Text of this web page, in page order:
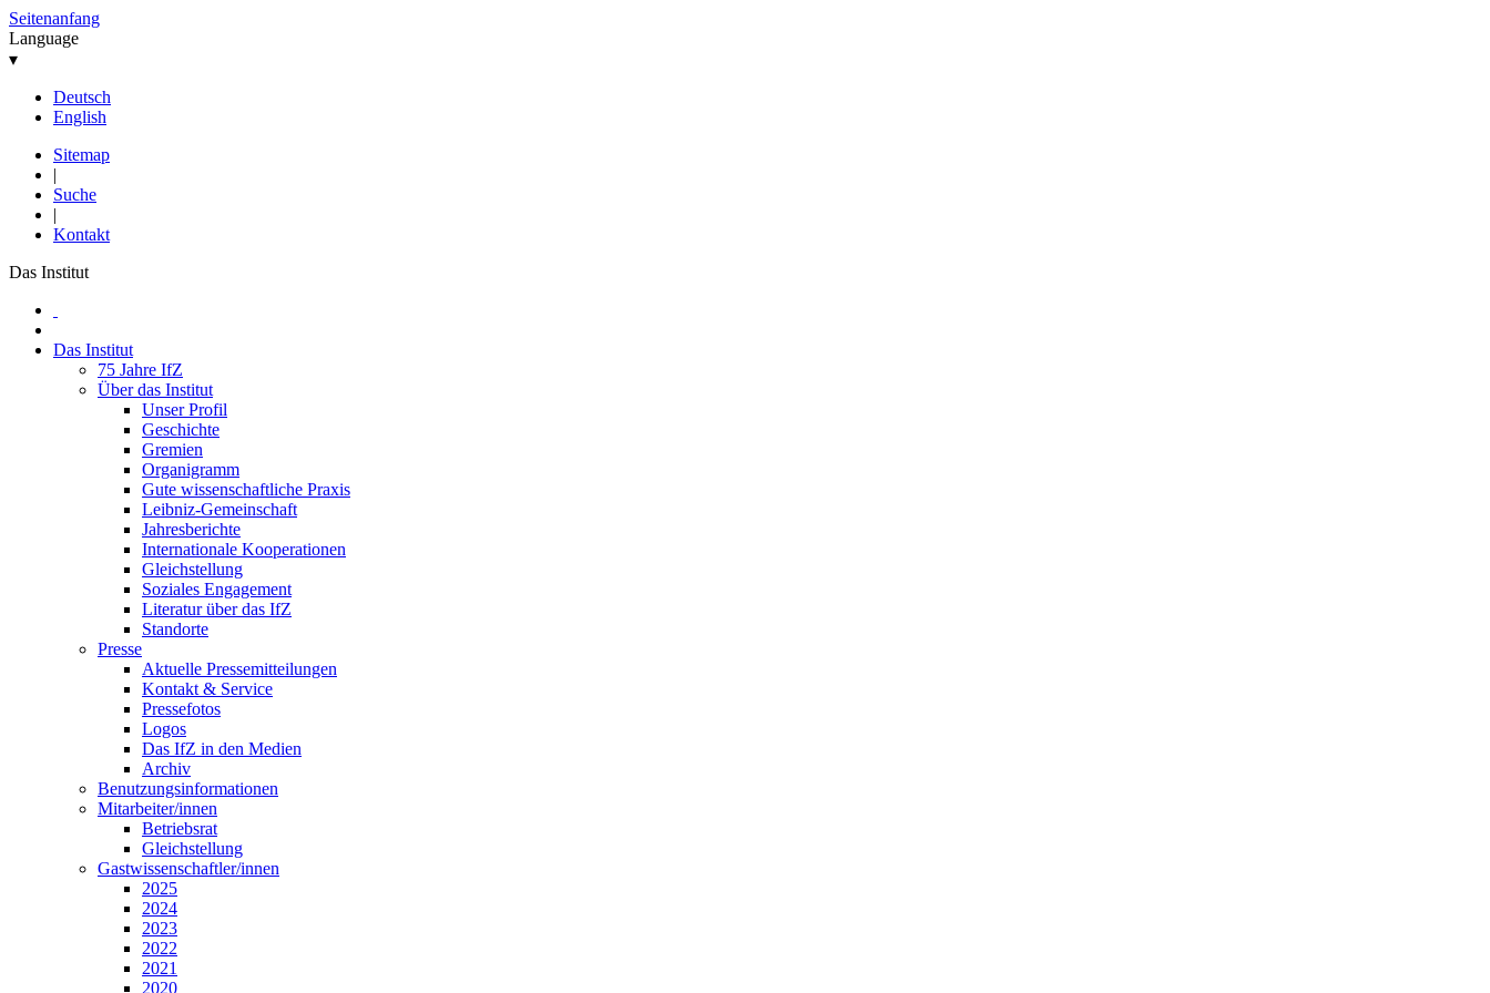
Seitenanfang
Language
▾
Deutsch
English
Sitemap
|
Suche
|
Kontakt
Das Institut
Das Institut
75 Jahre IfZ
Über das Institut
Unser Profil
Geschichte
Gremien
Organigramm
Gute wissenschaftliche Praxis
Leibniz-Gemeinschaft
Jahresberichte
Internationale Kooperationen
Gleichstellung
Soziales Engagement
Literatur über das IfZ
Standorte
Presse
Aktuelle Pressemitteilungen
Kontakt & Service
Pressefotos
Logos
Das IfZ in den Medien
Archiv
Benutzungsinformationen
Mitarbeiter/innen
Betriebsrat
Gleichstellung
Gastwissenschaftler/innen
2025
2024
2023
2022
2021
2020